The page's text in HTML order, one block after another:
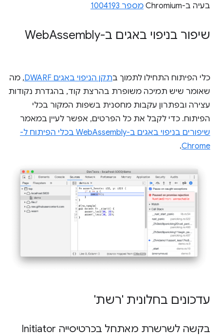
בעיה ב-Chromium מספר 1004193
שיפור בניפוי באגים ב-WebAssembly
כלי הפיתוח התחילו לתמוך בתקן הניפוי באגים DWARF
, מה
שאומר שיש תמיכה משופרת בהרצת קוד, בהגדרת נקודות
עצירה ובפתרון עקבות מחסנית בשפות המקור בכלי
הפיתוח. כדי לקבל את כל הפרטים, אפשר לעיין במאמר
שיפורים בניפוי באגים ב-WebAssembly בכלי הפיתוח ל-
Chrome
.
עדכונים בחלונית 'רשת'
בקשה לשרשרת מאתחל בכרטיסייה Initiator